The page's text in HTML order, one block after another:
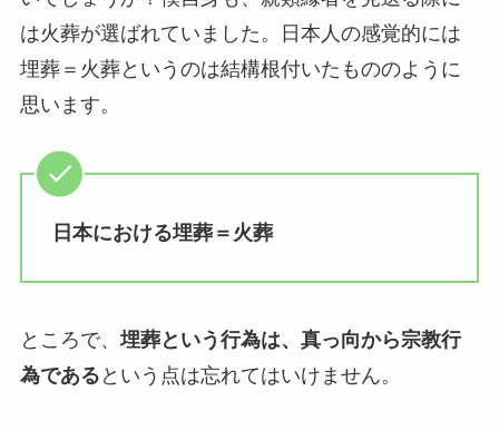
は火葬が選ばれていました。日本人の感覚的には
埋葬＝火葬というのは結構根付いたもののように
思います。
日本における埋葬＝火葬
ところで、埋葬という行為は、真っ向から宗教行
為である という点は忘れてはいけません。